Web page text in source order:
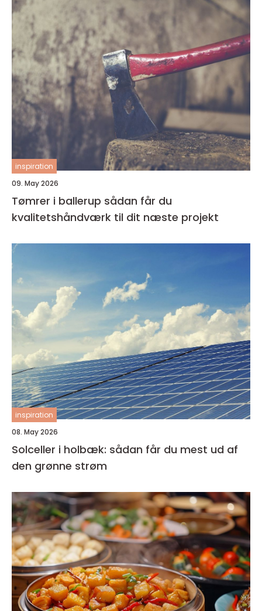
inspiration
09. May 2026
Tømrer i ballerup sådan får du
kvalitetshåndværk til dit næste projekt
inspiration
08. May 2026
Solceller i holbæk: sådan får du mest ud af
den grønne strøm